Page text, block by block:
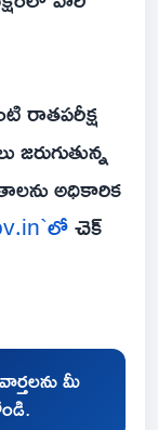
రాతపరీక్ష
అధికారిక
చెక్
మీ